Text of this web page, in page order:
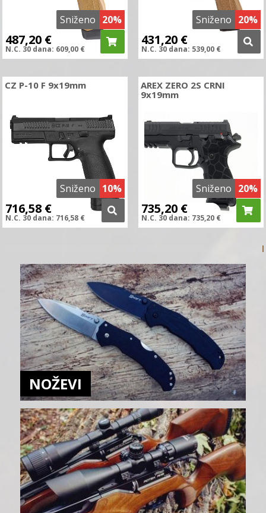
Sniženo 20%
487,20 €
N.C. 30 dana: 609,00 €
Sniženo 20%
431,20 €
N.C. 30 dana: 539,00 €
Sniženo 10%
CZ P-10 F 9x19mm
716,58 €
N.C. 30 dana: 716,58 €
Sniženo 20%
AREX ZERO 2S CRNI
9x19mm
735,20 €
N.C. 30 dana: 735,20 €
NOŽEVI